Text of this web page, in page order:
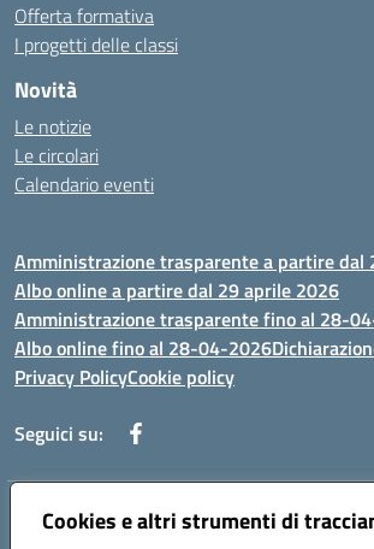
Cookies e altri strumenti di
Offerta formativa
I progetti delle classi
Novità
Le notizie
Le circolari
Calendario eventi
Amministrazione trasparente a partire dal
Albo online a partire dal 29 aprile 2026
Amministrazione trasparente fino al 28-
Albo online fino al 28-04-2026
Privacy PolicyCookie policy
Seguici su:
Indirizzo:Via Selicato, 1 71122 FOGGIA (FG)